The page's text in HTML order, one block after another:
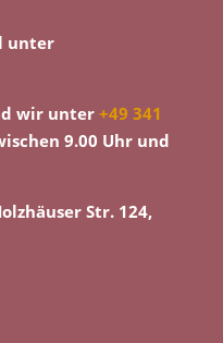
unter
wir unter +49 341
9.00 Uhr und
Str. 124,